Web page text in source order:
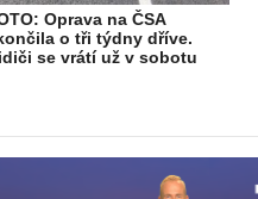
Oprava na ČSA
o tři týdny dříve.
se vrátí už v sobotu
© Copyright 2012-2026 TN